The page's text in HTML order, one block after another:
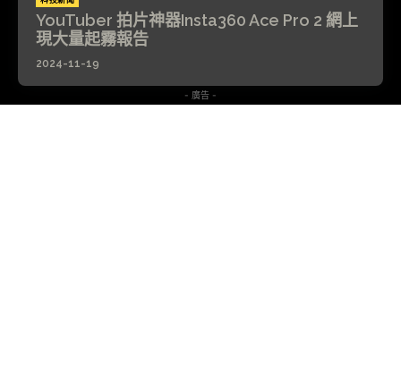
YouTuber 拍片神器Insta360 Ace Pro 2 網上
現大量起霧報告
2024-11-19
- 廣告 -